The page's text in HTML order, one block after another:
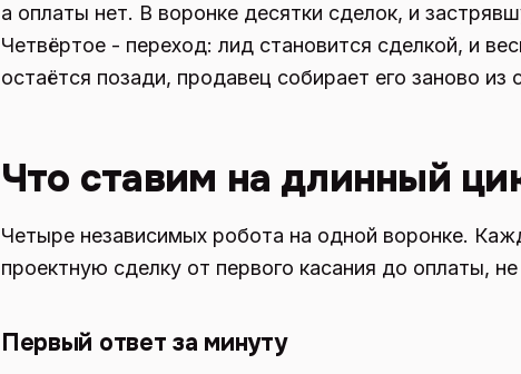
а оплаты нет. В воронке десятки сделок, и
Четвёртое - переход: лид становится сделкой, и
остаётся позади, продавец собирает его заново из
Что ставим на длинный
Четыре независимых робота на одной воронке.
проектную сделку от первого касания до оплаты,
Первый ответ за минуту